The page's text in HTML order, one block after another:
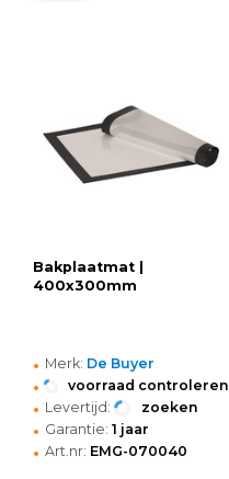
Bakplaatmat |
400x300mm
• Merk: De Buyer
• voorraad controleren
• Levertijd: zoeken
• Garantie: 1 jaar
• Art.nr: EMG-070040